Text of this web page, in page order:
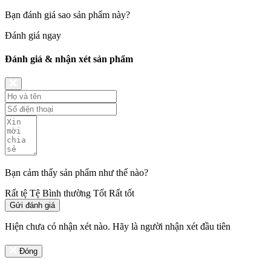
Bạn đánh giá sao sản phẩm này?
Đánh giá ngay
Đánh giá & nhận xét sản phẩm
Bạn cảm thấy sản phẩm như thế nào?
Rất tệ Tệ Bình thường Tốt Rất tốt
Gửi đánh giá
Hiện chưa có nhận xét nào. Hãy là người nhận xét đầu tiên
Đóng